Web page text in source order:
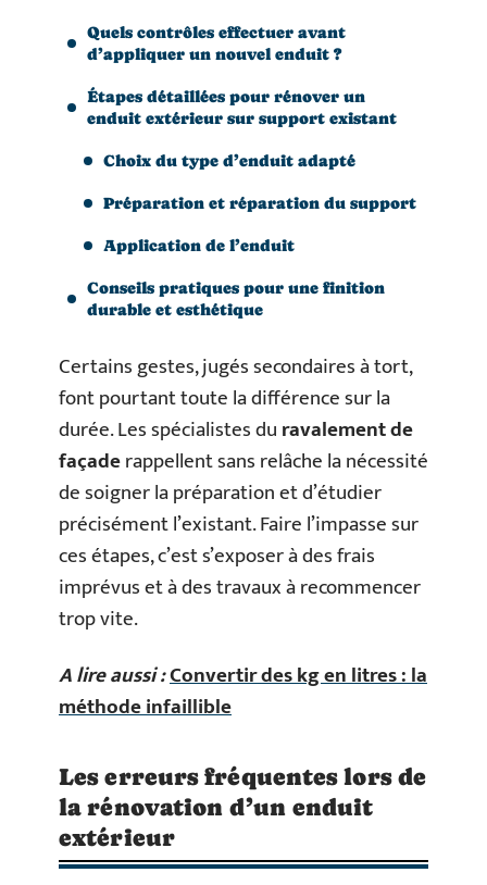
Quels contrôles effectuer avant
d’appliquer un nouvel enduit ?
Étapes détaillées pour rénover un
enduit extérieur sur support existant
Choix du type d’enduit adapté
Préparation et réparation du support
Application de l’enduit
Conseils pratiques pour une finition
durable et esthétique
Certains gestes, jugés secondaires à tort,
font pourtant toute la différence sur la
durée. Les spécialistes duravalement de
façaderappellent sans relâche la nécessité
de soigner la préparation et d’étudier
précisément l’existant. Faire l’impasse sur
ces étapes, c’est s’exposer à des frais
imprévus et à des travaux à recommencer
trop vite.
A lire aussi :Convertir des kg en litres : la
méthode infaillible
Les erreurs fréquentes lors de
la rénovation d’un enduit
extérieur